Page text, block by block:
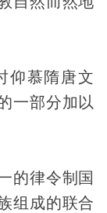
仰慕隋唐文
一部分加以
的律令制国
组成的联合